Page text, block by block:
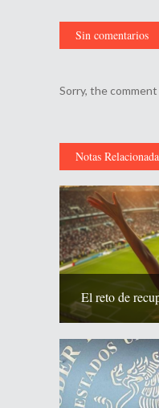
Sin comentarios
Sorry, the
Notas
El reto de